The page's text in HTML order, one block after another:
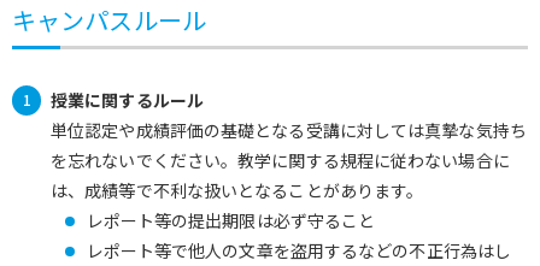
キャンパスルール
授業に関するルール
単位認定や成績評価の基礎となる受講に対しては真摯な気持ち
を忘れないでください。教学に関する規程に従わない場合に
は、成績等で不利な扱いとなることがあります。
レポート等の提出期限は必ず守ること
レポート等で他人の文章を盗用するなどの不正行為はし